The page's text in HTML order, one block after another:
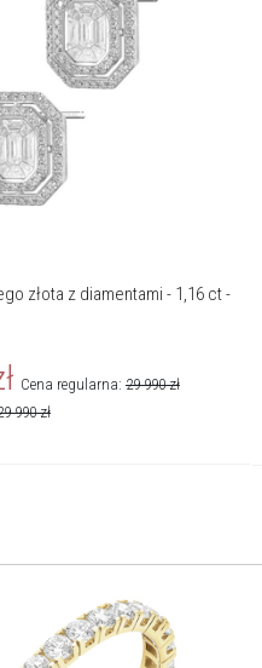
złota z diamentami - 1,16 ct -
Cena regularna: 29 990 zł
990 zł